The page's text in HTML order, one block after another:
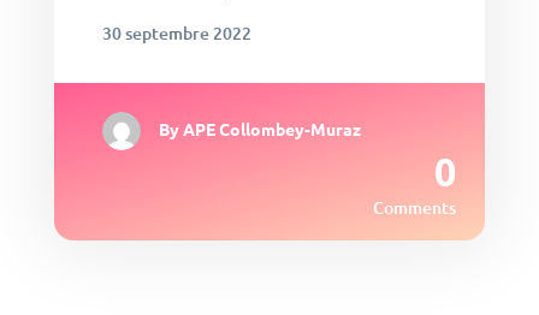
30 septembre 2022
ByAPE Collombey-Muraz
0
Comments